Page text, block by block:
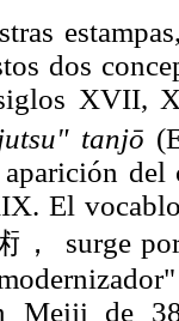
dos
siglos XVII,
tanjō
del
El
， surge
Meiji de